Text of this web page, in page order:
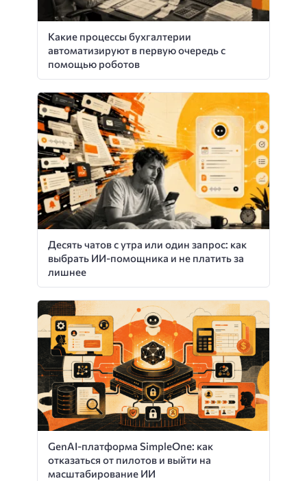
Какие процессы бухгалтерии
автоматизируют в первую очередь с
помощью роботов
Десять чатов с утра или один запрос: как
выбрать ИИ-помощника и не платить за
лишнее
GenAI-платформа SimpleOne: как
отказаться от пилотов и выйти на
масштабирование ИИ